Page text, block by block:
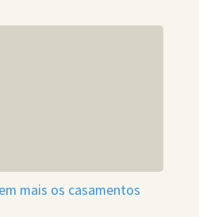
mais os casamentos